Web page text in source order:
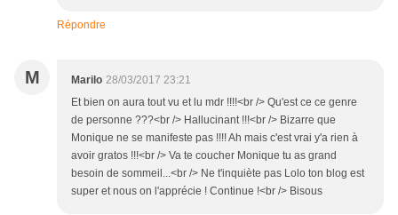
Répondre
M Marilo 28/03/2017 23:21
Et bien on aura tout vu et lu mdr !!!!<br /> Qu'est ce ce genre
de personne ???<br /> Hallucinant !!!<br /> Bizarre que
Monique ne se manifeste pas !!!! Ah mais c'est vrai y'a rien à
avoir gratos !!!<br /> Va te coucher Monique tu as grand
besoin de sommeil...<br /> Ne t'inquiète pas Lolo ton blog est
super et nous on l'apprécie ! Continue !<br /> Bisous